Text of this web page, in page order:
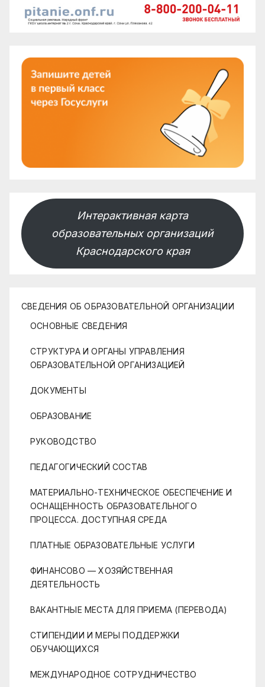
Интерактивная карта
образовательных организаций
Краснодарского края
СВЕДЕНИЯ ОБ ОБРАЗОВАТЕЛЬНОЙ ОРГАНИЗАЦИИ
ОСНОВНЫЕ СВЕДЕНИЯ
СТРУКТУРА И ОРГАНЫ УПРАВЛЕНИЯ
ОБРАЗОВАТЕЛЬНОЙ ОРГАНИЗАЦИЕЙ
ДОКУМЕНТЫ
ОБРАЗОВАНИЕ
РУКОВОДСТВО
ПЕДАГОГИЧЕСКИЙ СОСТАВ
МАТЕРИАЛЬНО-ТЕХНИЧЕСКОЕ ОБЕСПЕЧЕНИЕ И
ОСНАЩЕННОСТЬ ОБРАЗОВАТЕЛЬНОГО
ПРОЦЕССА. ДОСТУПНАЯ СРЕДА
ПЛАТНЫЕ ОБРАЗОВАТЕЛЬНЫЕ УСЛУГИ
ФИНАНСОВО — ХОЗЯЙСТВЕННАЯ
ДЕЯТЕЛЬНОСТЬ
ВАКАНТНЫЕ МЕСТА ДЛЯ ПРИЕМА (ПЕРЕВОДА)
СТИПЕНДИИ И МЕРЫ ПОДДЕРЖКИ
ОБУЧАЮЩИХСЯ
МЕЖДУНАРОДНОЕ СОТРУДНИЧЕСТВО